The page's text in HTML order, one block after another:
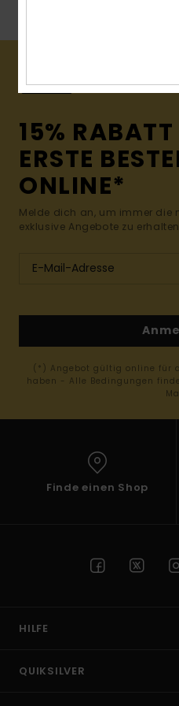
15%
ERSTE
ONLINE*
Melde dich an, um immer die
exklusive Angebote zu
(*) Angebot gültig online für
haben - Alle Bedingungen
Finde einen Shop
HILFE
QUIKSILVER